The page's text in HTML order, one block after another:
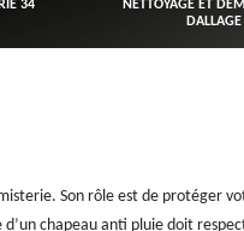
34
NETTOYAGE ET
Son rôle est de protéger
chapeau anti pluie doit